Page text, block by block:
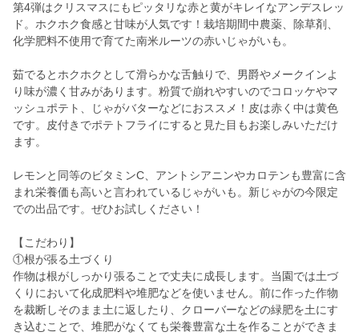
第4弾はクリスマスにもピッタリな赤と黄がキレイなアンデスレッ
ド。ホクホク食感と甘味が人気です！栽培期間中農薬、除草剤、
化学肥料不使用で育てた南米ルーツの赤いじゃがいも。
茹でるとホクホクとして滑らかな舌触りで、男爵やメークインよ
り味が濃く甘みがあります。粉質で崩れやすいのでコロッケやマ
ッシュポテト、じゃがバターなどにおススメ！皮は赤く中は黄色
です。皮付きでポテトフライにすると見た目もお楽しみいただけ
ます。
レモンと同等のビタミンC、アントシアニンやカロテンも豊富に含
まれ栄養価も高いと言われているじゃがいも。新じゃがの今限定
での出品です。ぜひお試しください！
【こだわり】
①根が張る土づくり
作物は根がしっかり張ることで丈夫に成長します。当園では土づ
くりにおいて化成肥料や堆肥などを使いません。前に作った作物
を裁断しそのまま土に返したり、クローバーなどの緑肥を土にす
き込むことで、堆肥がなくても栄養豊富な土を作ることができま